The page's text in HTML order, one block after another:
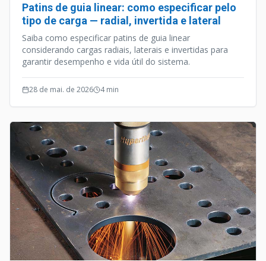
Patins de guia linear: como especificar pelo
tipo de carga — radial, invertida e lateral
Saiba como especificar patins de guia linear
considerando cargas radiais, laterais e invertidas para
garantir desempenho e vida útil do sistema.
28 de mai. de 2026 4min